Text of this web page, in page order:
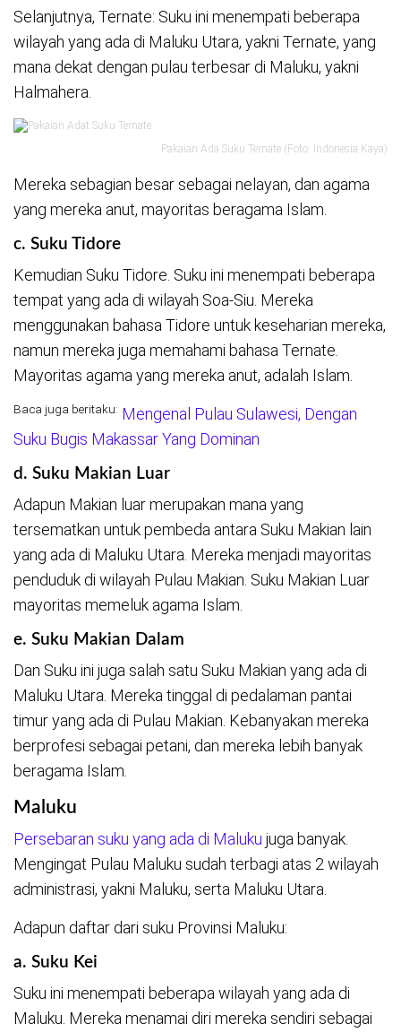
Selanjutnya, Ternate: Suku ini menempati beberapa
wilayah yang ada di Maluku Utara, yakni Ternate, yang
mana dekat dengan pulau terbesar di Maluku, yakni
Halmahera.
Pakaian Ada Suku Ternate (Foto: Indonesia Kaya)
Mereka sebagian besar sebagai nelayan, dan agama
yang mereka anut, mayoritas beragama Islam.
c. Suku Tidore
Kemudian Suku Tidore. Suku ini menempati beberapa
tempat yang ada di wilayah Soa-Siu. Mereka
menggunakan bahasa Tidore untuk keseharian mereka,
namun mereka juga memahami bahasa Ternate.
Mayoritas agama yang mereka anut, adalah Islam.
Baca juga beritaku: Mengenal Pulau Sulawesi, Dengan
Suku Bugis Makassar Yang Dominan
d. Suku Makian Luar
Adapun Makian luar merupakan mana yang
tersematkan untuk pembeda antara Suku Makian lain
yang ada di Maluku Utara. Mereka menjadi mayoritas
penduduk di wilayah Pulau Makian. Suku Makian Luar
mayoritas memeluk agama Islam.
e. Suku Makian Dalam
Dan Suku ini juga salah satu Suku Makian yang ada di
Maluku Utara. Mereka tinggal di pedalaman pantai
timur yang ada di Pulau Makian. Kebanyakan mereka
berprofesi sebagai petani, dan mereka lebih banyak
beragama Islam.
Maluku
Persebaran suku yang ada di Maluku juga banyak.
Mengingat Pulau Maluku sudah terbagi atas 2 wilayah
administrasi, yakni Maluku, serta Maluku Utara.
Adapun daftar dari suku Provinsi Maluku:
a. Suku Kei
Suku ini menempati beberapa wilayah yang ada di
Maluku. Mereka menamai diri mereka sendiri sebagai